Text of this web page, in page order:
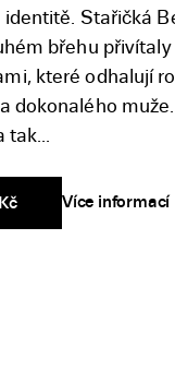
Stařičká
břehu
které odhalují
dokonalého
Více informací